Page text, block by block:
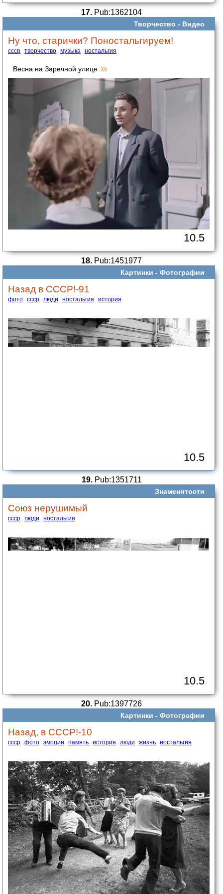
17. Pub:1362104
Творчество - Видео
Ну что, старички? Поностальгируем!
ссср творчество музыка ностальгия
Весна на Заречной улице
10.5
18. Pub:1451977
Картинки - Фотографии
Назад в СССР!-91
фото ссср люди ностальгия история
10.5
19.Pub:1351711
Знаменитости
Союз нерушимый
ссср люди ностальгия
10.5
20. Pub:1397726
Картинки - Фотографии
Назад, в СССР!-10
ссср фото эмоции память история люди жизнь ностальгия